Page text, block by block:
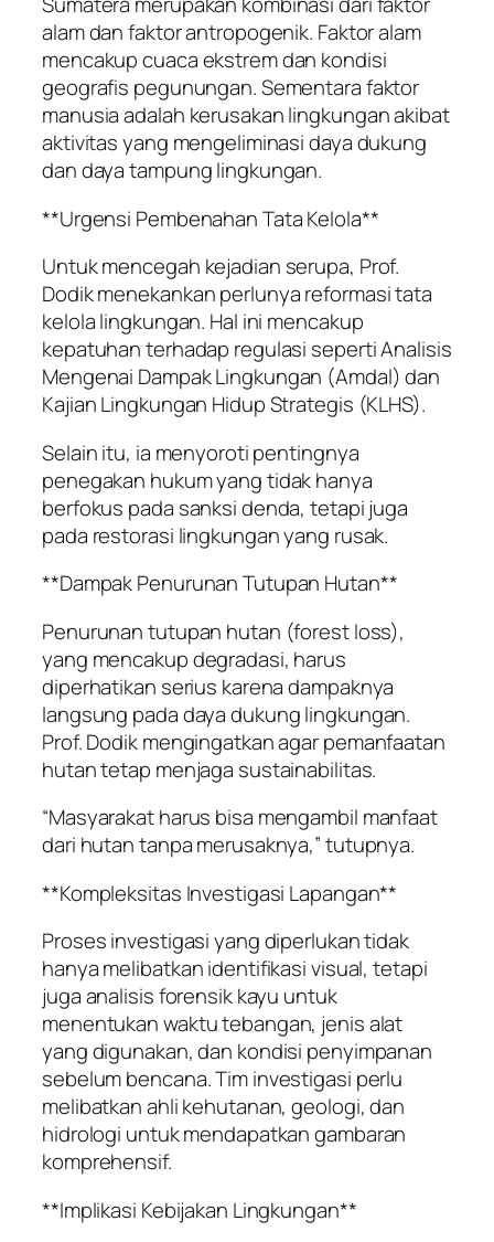
alam dan faktor antropogenik. Faktor alam
mencakup cuaca ekstrem dan kondisi
geografis pegunungan. Sementara faktor
manusia adalah kerusakan lingkungan akibat
aktivitas yang mengeliminasi daya dukung
dan daya tampung lingkungan.
**Urgensi Pembenahan Tata Kelola**
Untuk mencegah kejadian serupa, Prof.
Dodik menekankan perlunya reformasi tata
kelola lingkungan. Hal ini mencakup
kepatuhan terhadap regulasi seperti Analisis
Mengenai Dampak Lingkungan (Amdal) dan
Kajian Lingkungan Hidup Strategis (KLHS).
Selain itu, ia menyoroti pentingnya
penegakan hukum yang tidak hanya
berfokus pada sanksi denda, tetapi juga
pada restorasi lingkungan yang rusak.
**Dampak Penurunan Tutupan Hutan**
Penurunan tutupan hutan (forest loss),
yang mencakup degradasi, harus
diperhatikan serius karena dampaknya
langsung pada daya dukung lingkungan.
Prof. Dodik mengingatkan agar pemanfaatan
hutan tetap menjaga sustainabilitas.
“Masyarakat harus bisa mengambil manfaat
dari hutan tanpa merusaknya,” tutupnya.
**Kompleksitas Investigasi Lapangan**
Proses investigasi yang diperlukan tidak
hanya melibatkan identifikasi visual, tetapi
juga analisis forensik kayu untuk
menentukan waktu tebangan, jenis alat
yang digunakan, dan kondisi penyimpanan
sebelum bencana. Tim investigasi perlu
melibatkan ahli kehutanan, geologi, dan
hidrologi untuk mendapatkan gambaran
komprehensif.
**Implikasi Kebijakan Lingkungan**